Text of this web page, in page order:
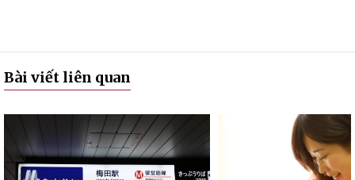
Bài viết liên quan